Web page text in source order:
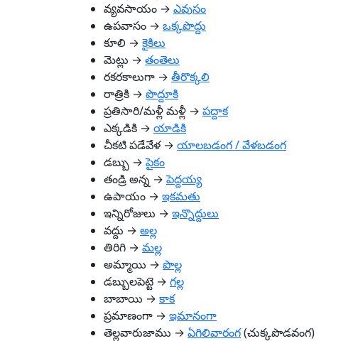
వ్యవసాయం → ఎవుసం
ఉపవాసం → ఒక్కపొద్దు
కూలి → కైకిలు
మెట్లు → తంతెలు
రకరకాలుగా → తీరొక్కలి
రాత్రికి → పొద్దూకి
ప్రతిసారి/మళ్లీ మళ్లీ → పద్దాక
ఎక్కడికి → యాడికి
చీకటి పడేవేళ → యాలబడంగ / వేళబడంగ
డబ్బు →పైకం
తండ్రి అన్న →పెద్దయ్య
ఉపాయం → ఇకమతు
ఇన్నిరోజులు → ఇన్నొద్దులు
వద్దు → అల్ల
తిరిగి → మల్ల
అమ్మాయి → పొల్ల
డబ్బులపెట్టె → గల్ల
బాబాయి → కాక
ప్రమాణంగా → ఇమానంగా
తెల్లవారుజాము → ఏగిలివారంగ(చుక్కపొడవంగ)